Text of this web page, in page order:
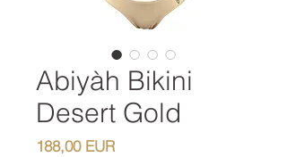
Abiyàh Bikini
Desert Gold
188,00 EURЦіна